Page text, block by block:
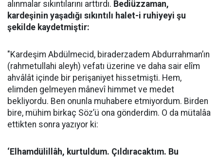
alınmalar sıkıntılarını arttırdı. Bediüzzaman,
kardeşinin yaşadığı sıkıntılı halet-i ruhiyeyi şu
şekilde kaydetmiştir:
"Kardeşim Abdülmecid, biraderzadem Abdurrahman’ın
(rahmetullahi aleyh) vefatı üzerine ve daha sair elîm
ahvâlât içinde bir perişaniyet hissetmişti. Hem,
elimden gelmeyen mânevî himmet ve medet
bekliyordu. Ben onunla muhabere etmiyordum. Birden
bire, mühim birkaç Söz’ü ona gönderdim. O da mütalâa
ettikten sonra yazıyor ki:
‘Elhamdülillâh, kurtuldum. Çıldıracaktım. Bu